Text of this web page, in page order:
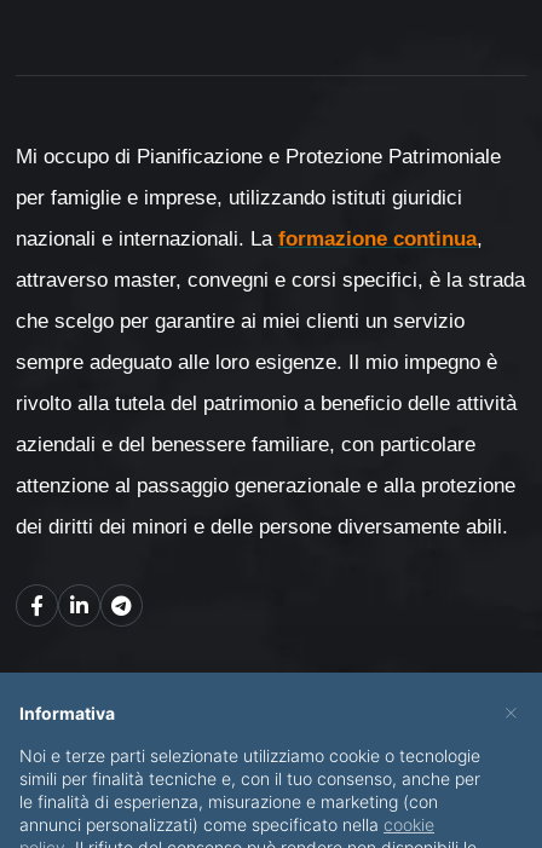
Mi occupo di Pianificazione e Protezione Patrimoniale
per famiglie e imprese, utilizzando istituti giuridici
nazionali e internazionali. La formazione continua,
attraverso master, convegni e corsi specifici, è la strada
che scelgo per garantire ai miei clienti un servizio
sempre adeguato alle loro esigenze. Il mio impegno è
rivolto alla tutela del patrimonio a beneficio delle attività
aziendali e del benessere familiare, con particolare
attenzione al passaggio generazionale e alla protezione
dei diritti dei minori e delle persone diversamente abili.
CHI SONO SERVIZI
BLOG CONTATTI
×
Informativa
Noi e terze parti selezionate utilizziamo cookie o tecnologie
simili per finalità tecniche e, con il tuo consenso, anche per
le finalità di esperienza, misurazione e marketing (con
annunci personalizzati) come specificato nella cookie